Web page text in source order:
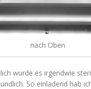
nach Oben
wurde es irgendwie
So einladend hab